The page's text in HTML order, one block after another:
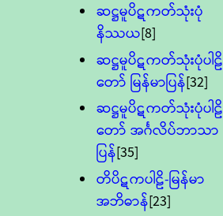
ဆဋ္ဌမူပိဋကတ်သုံးပုံ
နိဿယ[8]
ဆဋ္ဌမူပိဋကတ်သုံးပုံပါဠိ
တော် မြန်မာပြန်[32]
ဆဋ္ဌမူပိဋကတ်သုံးပုံပါဠိ
တော် အင်္ဂလိပ်ဘာသာ
ပြန်[35]
တိပိဋကပါဠိ-မြန်မာ
အဘိဓာန်[23]